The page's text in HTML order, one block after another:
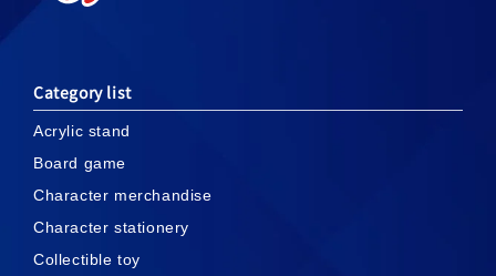
Category list
Acrylic stand
Board game
Character merchandise
Character stationery
Collectible toy